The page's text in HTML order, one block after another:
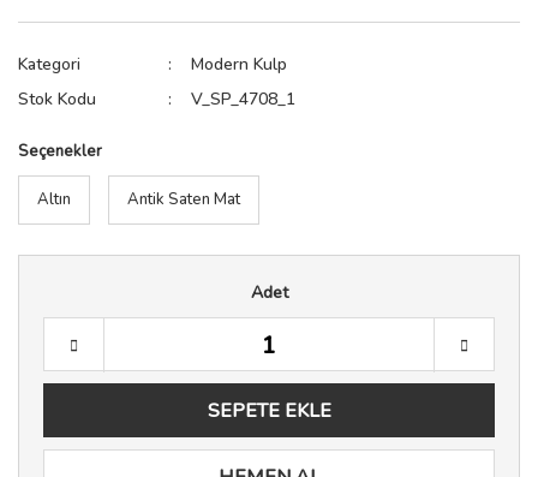
Kategori
Modern Kulp
Stok Kodu
V_SP_4708_1
Seçenekler
Altın Antik Saten Mat
Adet
SEPETE EKLE